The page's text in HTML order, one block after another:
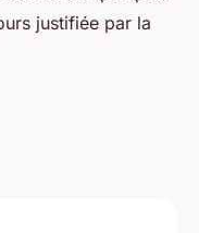
justifiée par la